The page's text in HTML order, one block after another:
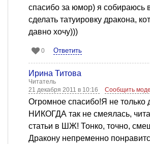
спасибо за юмор) я собираюсь
сделать татуировку дракона,
давно хочу)))
0 Ответить
Ирина Титова
Читатель
21 декабря 2011 в 10:16
Сообщить
Огромное спасибо!Я не только
НИКОГДА так не смеялась,
статьи в ШЖ! Тонко, точно,
Дракону непременно